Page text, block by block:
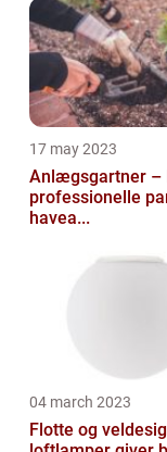
17 may 2023
Anlægsgartner –
professionelle
havea...
04 march 2023
Flotte og